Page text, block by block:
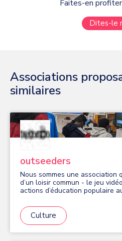
Faites-en
Dites-le
Associations
similaires
outseeders
Nous sommes une association
d’un loisir commun - le jeu vidéo - et qui propose
actions d’éducation populaire
l'année : - en période scolaire : les mardis midis au
collège Blaise Pascal et les
18h30) à la Place du
durant les vacances scolaires
Culture